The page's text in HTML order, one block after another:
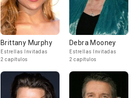
Brittany Murphy
Estrellas Invitadas
2 capítulos
Debra Mooney
Estrellas Invitadas
2 capítulos